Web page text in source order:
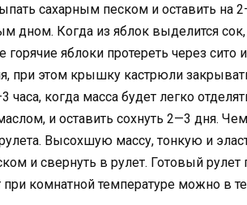
сахарным песком и оставить на
дном. Когда из яблок выделится
яблоки протереть через сито
при этом крышку кастрюли
часа, когда масса будет легко
и оставить сохнуть 2—3 дня.
Высохшую массу, тонкую и
и свернуть в рулет. Готовый рулет
комнатной температуре можно в